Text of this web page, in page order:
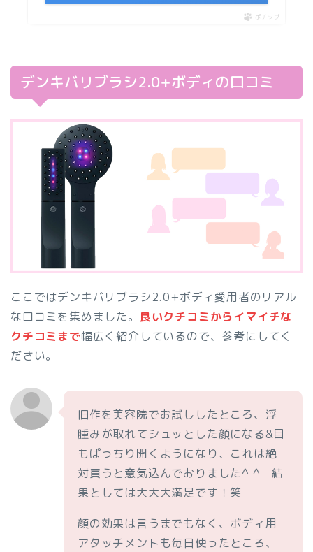
ポチップ
デンキバリブラシ2.0+ボディの口コミ
ここではデンキバリブラシ2.0+ボディ愛用者のリアル
な口コミを集めました。 良いクチコミからイマイチな
クチコミまで幅広く紹介しているので、参考にしてく
ださい。
旧作を美容院でお試ししたところ、浮
腫みが取れてシュッとした顔になる&目
もぱっちり開くようになり、これは絶
対買うと意気込んでおりました^ ^ 結
果としては大大大満足です！笑
顔の効果は言うまでもなく、ボディ用
アタッチメントも毎日使ったところ、